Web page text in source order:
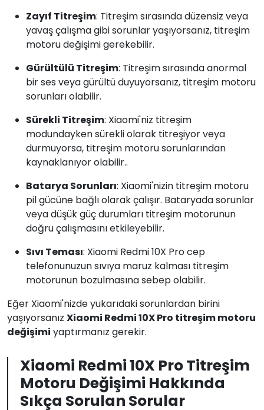
Zayıf Titreşim: Titreşim sırasında düzensiz veya
yavaş çalışma gibi sorunlar yaşıyorsanız, titreşim
motoru değişimi gerekebilir.
Gürültülü Titreşim: Titreşim sırasında anormal
bir ses veya gürültü duyuyorsanız, titreşim motoru
sorunları olabilir.
Sürekli Titreşim: Xiaomi'niz titreşim
modundayken sürekli olarak titreşiyor veya
durmuyorsa, titreşim motoru sorunlarından
kaynaklanıyor olabilir..
Batarya Sorunları: Xiaomi'nizin titreşim motoru
pil gücüne bağlı olarak çalışır. Bataryada sorunlar
veya düşük güç durumları titreşim motorunun
doğru çalışmasını etkileyebilir.
Sıvı Teması: Xiaomi Redmi 10X Pro cep
telefonunuzun sıvıya maruz kalması titreşim
motorunun bozulmasına sebep olabilir.
Eğer Xiaomi'nizde yukarıdaki sorunlardan birini
yaşıyorsanız Xiaomi Redmi 10X Pro titreşim motoru
değişimi yaptırmanız gerekir.
Xiaomi Redmi 10X Pro Titreşim
Motoru Değişimi Hakkında
Sıkça Sorulan Sorular